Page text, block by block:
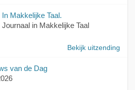
In Makkelijke Taal.
Journaal in Makkelijke Taal
Bekijk uitzending
van de Dag